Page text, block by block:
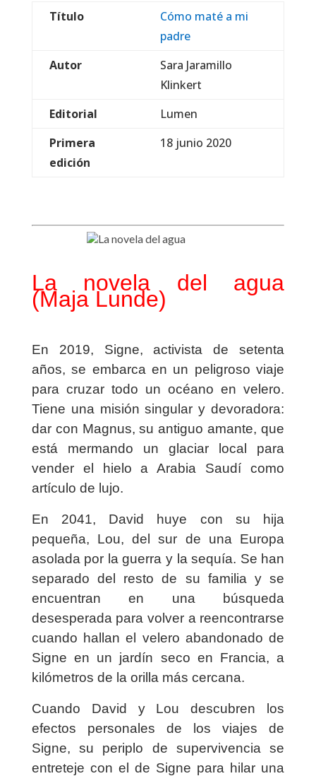
Título
Cómo maté a mi
padre
Autor
Sara Jaramillo
Klinkert
Editorial
Lumen
Primera
edición
18 junio 2020
La novela del agua
(Maja Lunde)
En 2019, Signe, activista de setenta
años, se embarca en un peligroso viaje
para cruzar todo un océano en velero.
Tiene una misión singular y devoradora:
dar con Magnus, su antiguo amante, que
está mermando un glaciar local para
vender el hielo a Arabia Saudí como
artículo de lujo.
En 2041, David huye con su hija
pequeña, Lou, del sur de una Europa
asolada por la guerra y la sequía. Se han
separado del resto de su familia y se
encuentran en una búsqueda
desesperada para volver a reencontrarse
cuando hallan el velero abandonado de
Signe en un jardín seco en Francia, a
kilómetros de la orilla más cercana.
Cuando David y Lou descubren los
efectos personales de los viajes de
Signe, su periplo de supervivencia se
entreteje con el de Signe para hilar una